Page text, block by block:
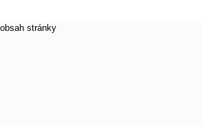
obsah stránky